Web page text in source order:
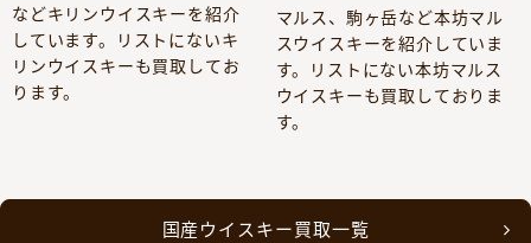
などキリンウイスキーを紹介
しています。リストにないキ
リンウイスキーも買取してお
ります。
マルス、駒ヶ岳など本坊マル
スウイスキーを紹介していま
す。リストにない本坊マルス
ウイスキーも買取しておりま
す。
国産ウイスキー買取一覧